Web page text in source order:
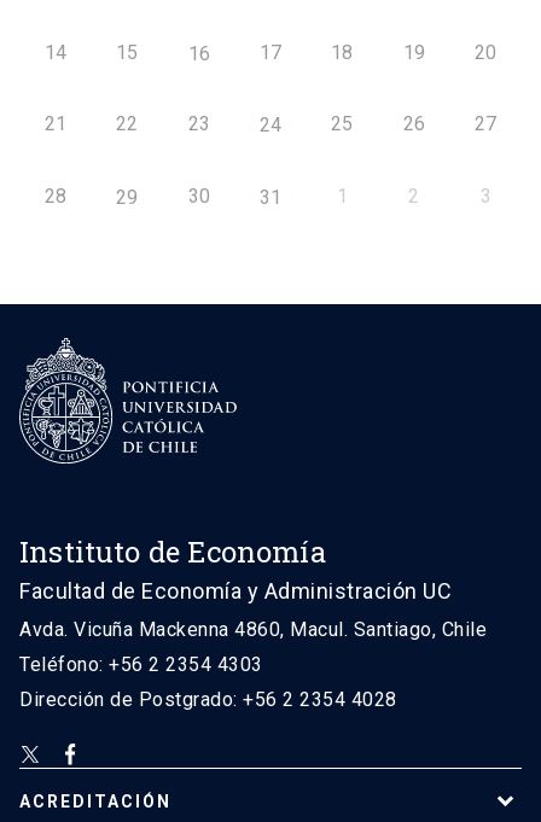
14 15 16 17 18 19 20
21 22 23 24 25 26 27
28 29 30 31 1 2 3
Instituto de Economía
Facultad de Economía y Administración UC
Avda. Vicuña Mackenna 4860, Macul. Santiago, Chile
Teléfono: +56 2 2354 4303
Dirección de Postgrado: +56 2 2354 4028
ACREDITACIÓN